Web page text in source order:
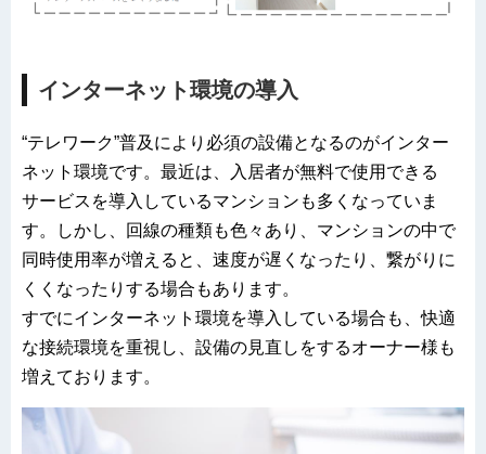
インターネット環境の導入
“テレワーク”普及により必須の設備となるのがインター
ネット環境です。最近は、入居者が無料で使用できる
サービスを導入しているマンションも多くなっていま
す。しかし、回線の種類も色々あり、マンションの中で
同時使用率が増えると、速度が遅くなったり、繋がりに
くくなったりする場合もあります。
すでにインターネット環境を導入している場合も、快適
な接続環境を重視し、設備の見直しをするオーナー様も
増えております。